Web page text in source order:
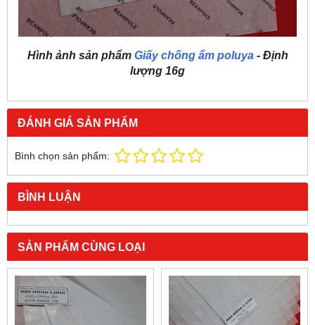
Hình ảnh sản phẩm Giấy chống ẩm poluya- Định
lượng 16g
ĐÁNH GIÁ SẢN PHẨM
Bình chọn sản phẩm:
BÌNH LUẬN
SẢN PHẨM CÙNG LOẠI